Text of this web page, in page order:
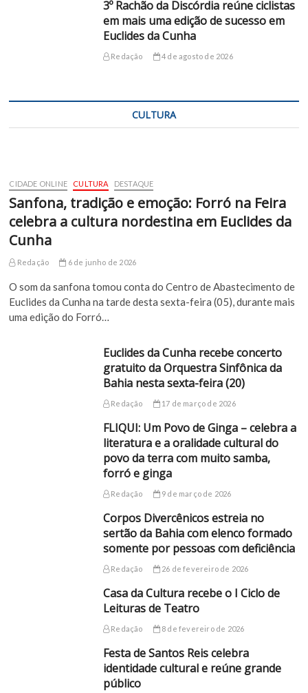
3º Rachão da Discórdia reúne ciclistas
em mais uma edição de sucesso em
Euclides da Cunha
Redação 4 de agosto de 2026
CULTURA
CIDADE ONLINE CULTURA DESTAQUE
Sanfona, tradição e emoção: Forró na Feira
celebra a cultura nordestina em Euclides da
Cunha
Redação 6 de junho de 2026
O som da sanfona tomou conta do Centro de Abastecimento de
Euclides da Cunha na tarde desta sexta-feira (05), durante mais
uma edição do Forró…
Euclides da Cunha recebe concerto
gratuito da Orquestra Sinfônica da
Bahia nesta sexta-feira (20)
Redação 17 de março de 2026
FLIQUI: Um Povo de Ginga – celebra a
literatura e a oralidade cultural do
povo da terra com muito samba,
forró e ginga
Redação 9 de março de 2026
Corpos Divercênicos estreia no
sertão da Bahia com elenco formado
somente por pessoas com deficiência
Redação 26 de fevereiro de 2026
Casa da Cultura recebe o I Ciclo de
Leituras de Teatro
Redação 8 de fevereiro de 2026
Festa de Santos Reis celebra
identidade cultural e reúne grande
público